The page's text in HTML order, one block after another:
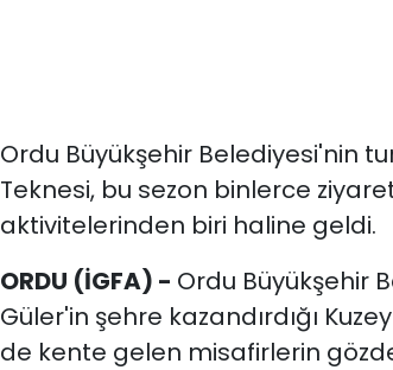
Ordu Büyükşehir Belediyesi'nin
Teknesi, bu sezon binlerce
aktivitelerinden biri haline geldi.
ORDU (İGFA) - Ordu Büyükşehir
Güler'in şehre kazandırdığı
de kente gelen misafirlerin